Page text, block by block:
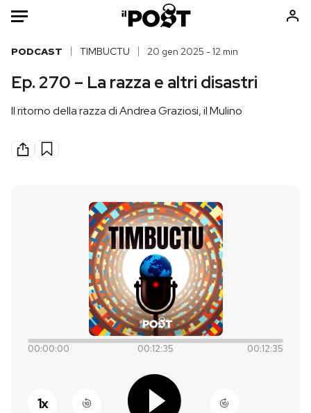
Auto
HOME
Italia
Politica
Moda
Media
Europa
Altrecose
Mondiali calcio 2026
PODCAST
PODCAST TIMBUCTU 20 gen 2025 - 12 min
Ep. 270 – La razza e altri disastri
Il ritorno della razza di Andrea Graziosi, il Mulino
00:00:00 00:12:35 00:12:35
1x